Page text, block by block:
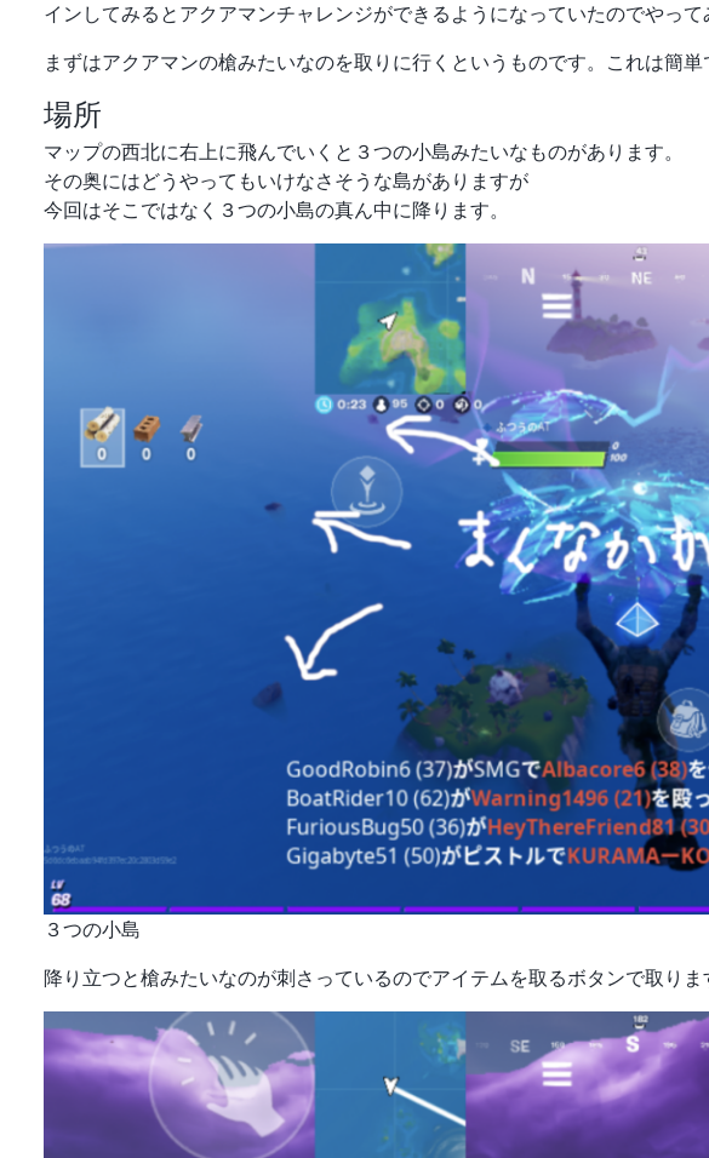
インしてみるとアクアマンチャレンジができるようになっていたのでやって
まずはアクアマンの槍みたいなのを取りに行くというものです。これは簡単
場所
マップの西北に右上に飛んでいくと３つの小島みたいなものがあります。
その奥にはどうやってもいけなさそうな島がありますが
今回はそこではなく３つの小島の真ん中に降ります。
３つの小島
降り立つと槍みたいなのが刺さっているのでアイテムを取るボタンで取りま